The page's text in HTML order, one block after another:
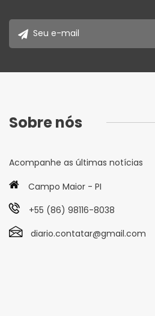
Sobre nós
Acompanhe as últimas notícias
Campo Maior - PI
+55 (86) 98116-8038
diario.contatar@gmail.com